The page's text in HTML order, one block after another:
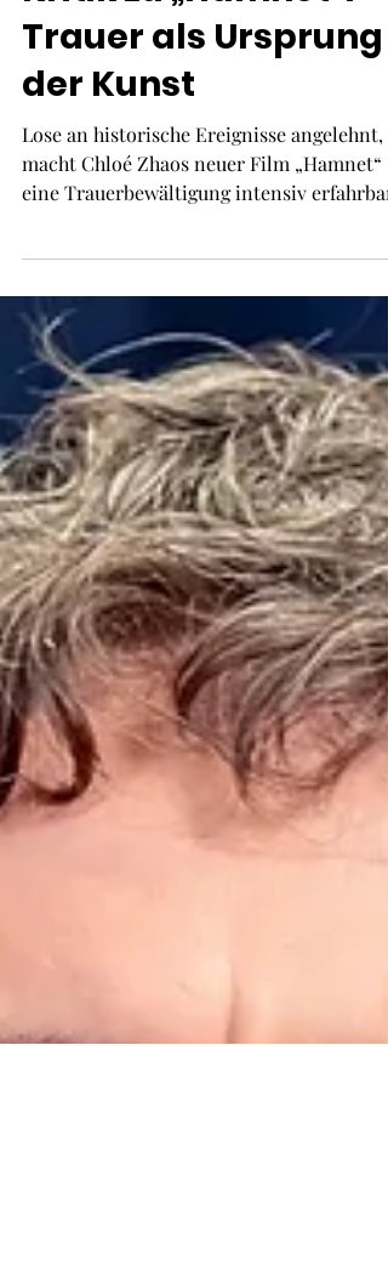
21. Jan. 6 Min. Lesezeit
Kritik zu „Hamnet“:
Trauer als Ursprung
der Kunst
eine Trauerbewältigung intensiv erfahrbar
und setzt zugleich eine Hommage ans
Theater